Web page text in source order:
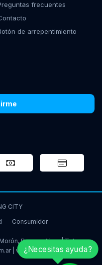
frecuentes
de arrepentimiento
CITY
Consumidor
Buenos Aires | Tel:
www.gamingcity.com.ar
¿Necesitas ayuda?